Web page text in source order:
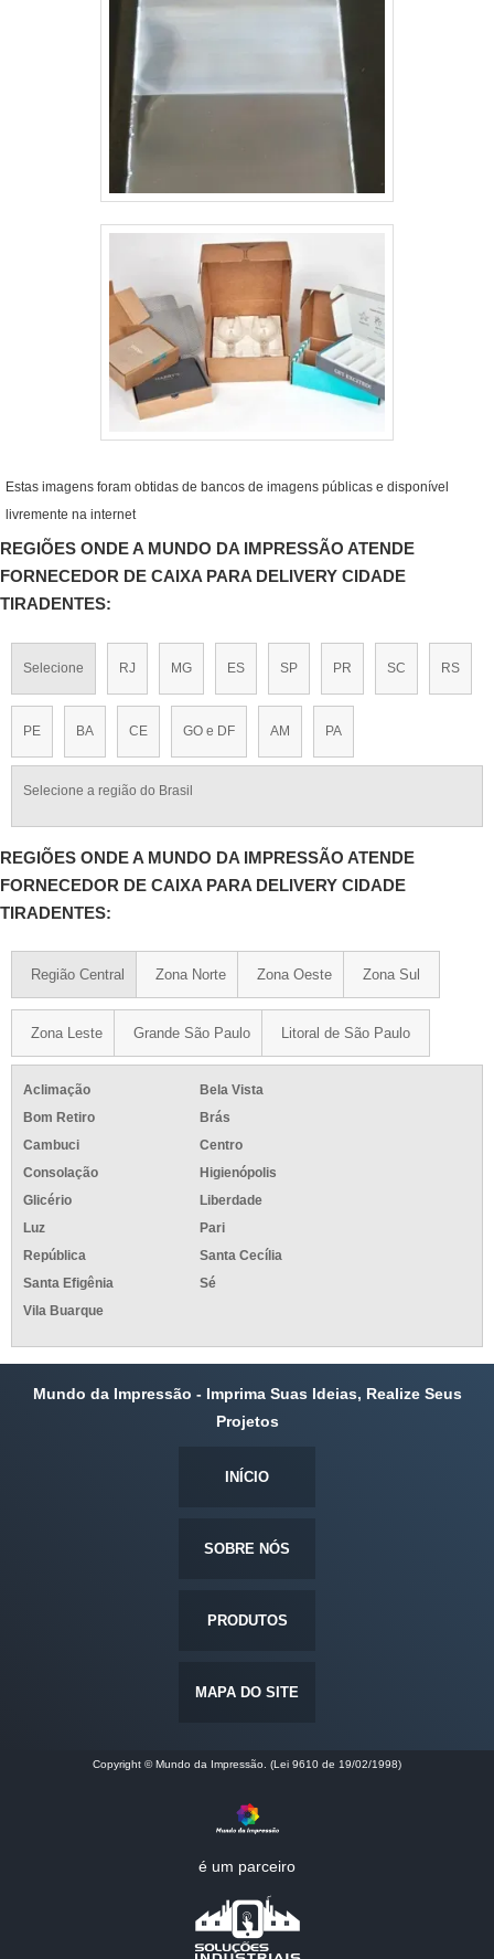
Estas imagens foram obtidas de bancos de imagens públicas e disponível
livremente na internet
REGIÕES ONDE A MUNDO DA IMPRESSÃO ATENDE
FORNECEDOR DE CAIXA PARA DELIVERY CIDADE
TIRADENTES:
Selecione RJ MG ES SP PR SC RS
PE BA CE GO e DF AM PA
Selecione a região do Brasil
REGIÕES ONDE A MUNDO DA IMPRESSÃO ATENDE
FORNECEDOR DE CAIXA PARA DELIVERY CIDADE
TIRADENTES:
Região Central Zona Norte Zona Oeste Zona Sul
Zona Leste Grande São Paulo Litoral de São Paulo
Aclimação
Bela Vista
Bom Retiro
Brás
Cambuci
Centro
Consolação
Higienópolis
Glicério
Liberdade
Luz
Pari
República
Santa Cecília
Santa Efigênia
Sé
Vila Buarque
Mundo da Impressão - Imprima Suas Ideias, Realize Seus
Projetos
INÍCIO
SOBRE NÓS
PRODUTOS
MAPA DO SITE
Copyright © Mundo da Impressão. (Lei 9610 de 19/02/1998)
é um parceiro